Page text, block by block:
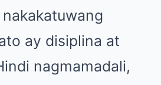
ay disiplina at
nagmamadali,